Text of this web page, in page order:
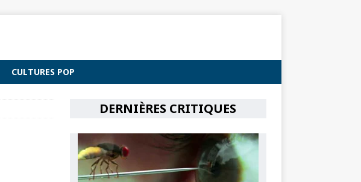
CULTURES POP
DERNIÈRES CRITIQUES